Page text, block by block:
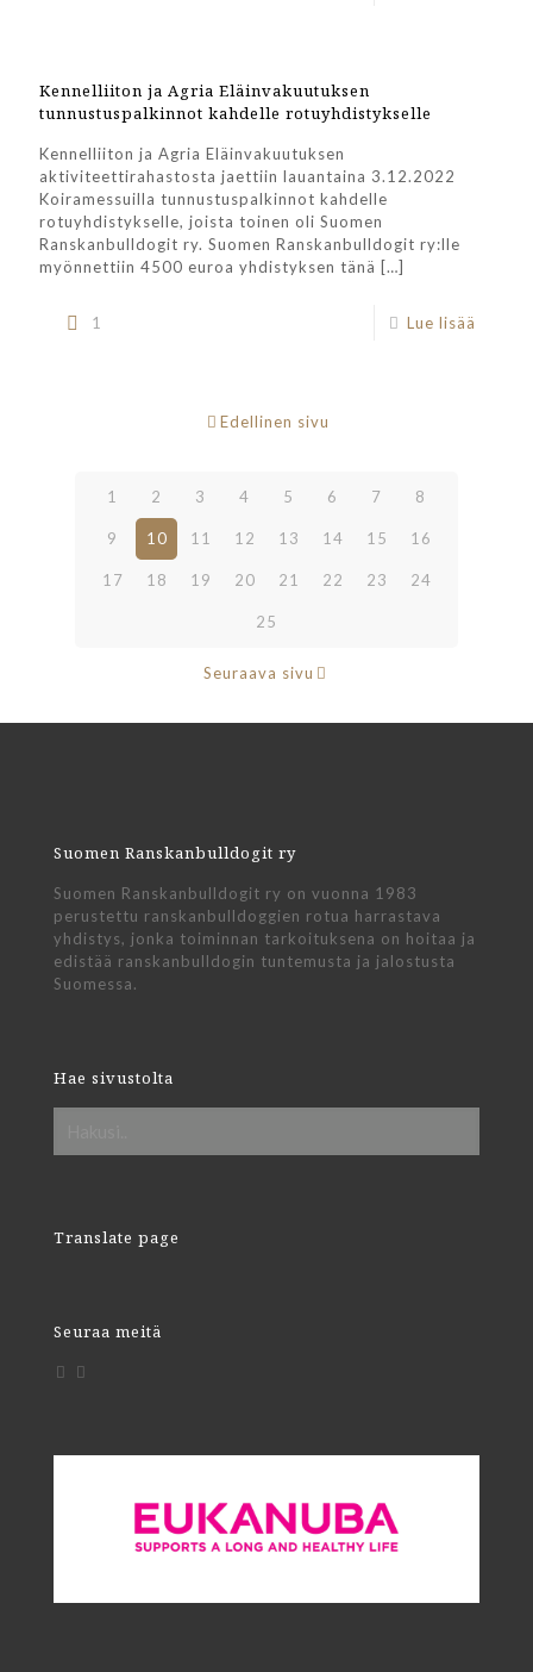
Kennelliiton ja Agria Eläinvakuutuksen
tunnustuspalkinnot kahdelle rotuyhdistykselle
Kennelliiton ja Agria Eläinvakuutuksen
aktiviteettirahastosta jaettiin lauantaina 3.12.2022
Koiramessuilla tunnustuspalkinnot kahdelle
rotuyhdistykselle, joista toinen oli Suomen
Ranskanbulldogit ry. Suomen Ranskanbulldogit ry:lle
myönnettiin 4500 euroa yhdistyksen tänä […]
1 Lue lisää
Edellinen sivu
1 2 3 4 5 6 7 8
9 10 11 12 13 14 15 16
17 18 19 20 21 22 23 24
25
Seuraava sivu
Suomen Ranskanbulldogit ry
Suomen Ranskanbulldogit ry on vuonna 1983
perustettu ranskanbulldoggien rotua harrastava
yhdistys, jonka toiminnan tarkoituksena on hoitaa ja
edistää ranskanbulldogin tuntemusta ja jalostusta
Suomessa.
Hae sivustolta
Translate page
Seuraa meitä